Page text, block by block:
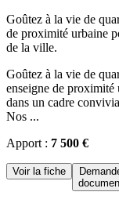
Goûtez à la vie de
de proximité urbaine
de la ville.
Goûtez à la vie de
enseigne de proximité
dans un cadre
Nos ...
Apport : 7 500 €
Voir la fiche